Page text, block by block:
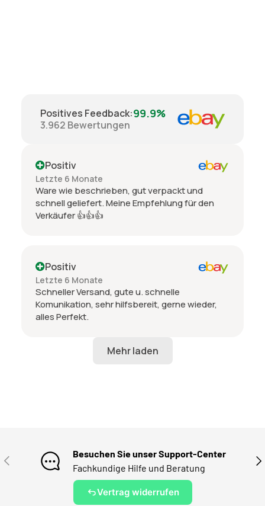
Positives Feedback:99.9%
3.962 Bewertungen
Positiv
Letzte 6 Monate
Ware wie beschrieben, gut verpackt und
schnell geliefert. Meine Empfehlung für den
Verkäufer 👍👍👍
Positiv
Letzte 6 Monate
Schneller Versand, gute u. schnelle
Komunikation, sehr hilfsbereit, gerne wieder,
alles Perfekt.
VORHERIGE
Besuchen Sie unser Support-Center
Fachkundige Hilfe und Beratung
Vertrag widerrufen